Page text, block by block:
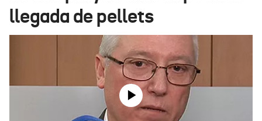
llegada de pellets